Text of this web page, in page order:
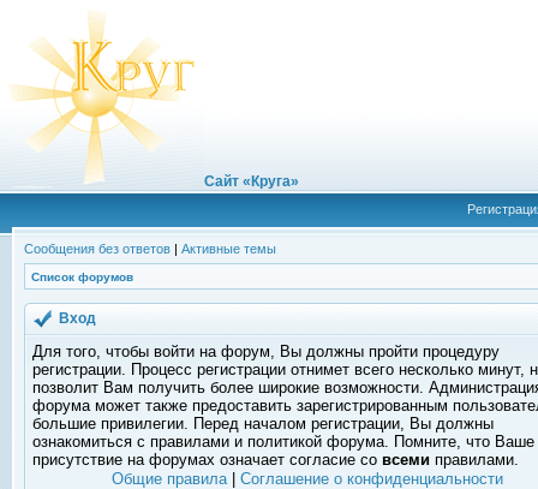
Сайт «Круга»
Сообщения без ответов | Активные темы
Список форумов
Вход
Для того, чтобы войти на форум, Вы должны пройти процедуру
регистрации. Процесс регистрации отнимет всего несколько минут,
позволит Вам получить более широкие возможности.
форума может также предоставить зарегистрированным
большие привилегии. Перед началом регистрации, Вы должны
ознакомиться с правилами и политикой форума. Помните, что Ваше
присутствие на форумах означает согласие со всеми правилами.
Общие правила| Соглашение о конфиденциальности